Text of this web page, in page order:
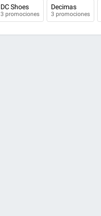
DC Shoes
3 promociones
Decimas
3 promociones